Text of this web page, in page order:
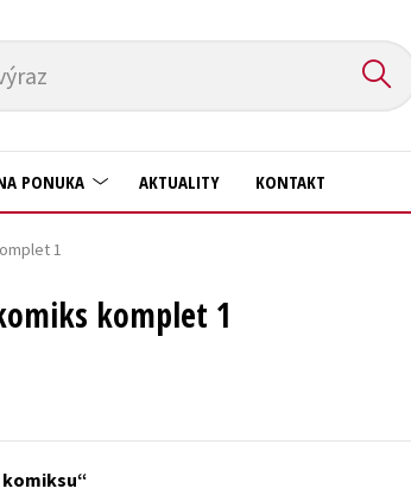
Príroda a záhrada
Učebnice
PONUKA AKTUALITY KONTAKT
1
komplet 1
komiksu